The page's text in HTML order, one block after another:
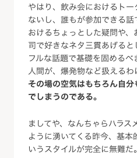
やはり、飲み会におけるト
ないし、誰もが参加できる
おけるちょっとした疑問や
司で好きなネタ三貫あげる
フルな話題で基礎を固める
人間が、爆発物など扱えるわ
その場の空気はもちろん自
でしまうのである。
ましてや、なんちゃらハラ
ように湧いてくる昨今、基
いうスタイルが完全に無難